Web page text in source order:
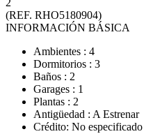
2
(REF. RHO5180904)
INFORMACIÓN BÁSICA
Ambientes : 4
Dormitorios : 3
Baños : 2
Garages : 1
Plantas : 2
Antigüedad : A Estrenar
Crédito: No especificado